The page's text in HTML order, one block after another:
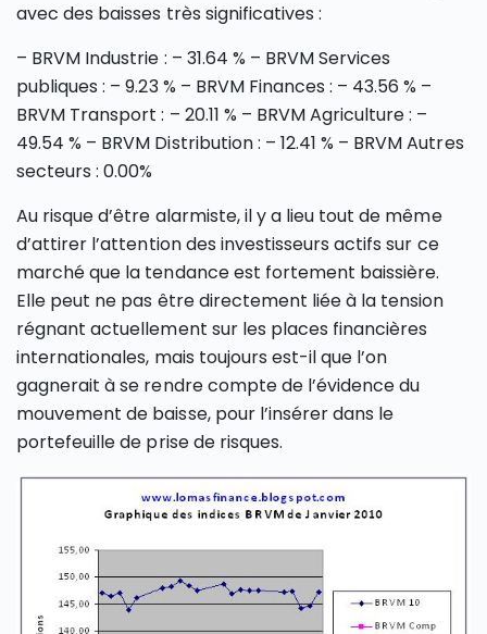
avec des baisses très significatives :
– BRVM Industrie : – 31.64 % – BRVM Services
publiques : – 9.23 % – BRVM Finances : – 43.56 % –
BRVM Transport : – 20.11 % – BRVM Agriculture : –
49.54 % – BRVM Distribution : – 12.41 % – BRVM Autres
secteurs : 0.00%
Au risque d’être alarmiste, il y a lieu tout de même
d’attirer l’attention des investisseurs actifs sur ce
marché que la tendance est fortement baissière.
Elle peut ne pas être directement liée à la tension
régnant actuellement sur les places financières
internationales, mais toujours est-il que l’on
gagnerait à se rendre compte de l’évidence du
mouvement de baisse, pour l’insérer dans le
portefeuille de prise de risques.